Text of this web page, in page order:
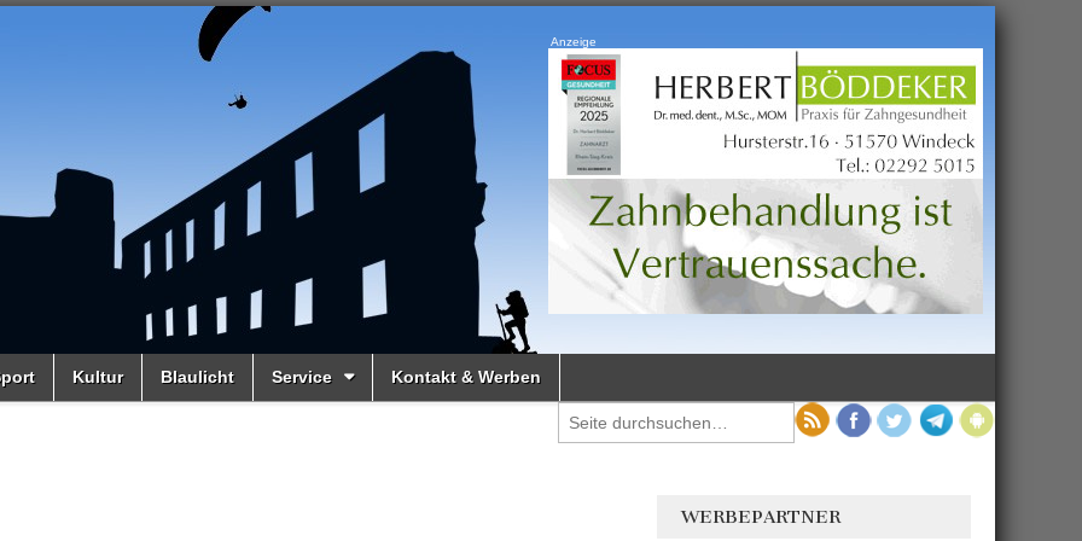
Anzeige
Kultur Blaulicht Service Kontakt & Werben
WERBEPARTNER